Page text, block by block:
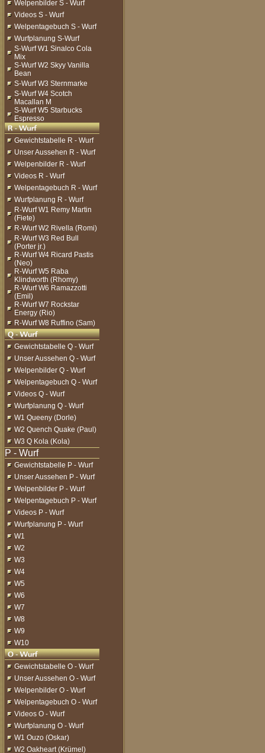
Welpenbilder S - Wurf
Videos S - Wurf
Welpentagebuch S - Wurf
Wurfplanung S-Wurf
S-Wurf W1 Sinalco Cola
Mix
S-Wurf W2 Skyy Vanilla
Bean
S-Wurf W3 Sternmarke
S-Wurf W4 Scotch
Macallan M
S-Wurf W5 Starbucks
Espresso
Gewichtstabelle R - Wurf
Unser Aussehen R - Wurf
Welpenbilder R - Wurf
Videos R - Wurf
Welpentagebuch R - Wurf
Wurfplanung R - Wurf
R-Wurf W1 Remy Martin
(Fiete)
R-Wurf W2 Rivella (Romi)
R-Wurf W3 Red Bull
(Porter jr.)
R-Wurf W4 Ricard Pastis
(Neo)
R-Wurf W5 Raba
Klindworth (Rhomy)
R-Wurf W6 Ramazzotti
(Emil)
R-Wurf W7 Rockstar
Energy (Rio)
R-Wurf W8 Ruffino (Sam)
Gewichtstabelle Q - Wurf
Unser Aussehen Q - Wurf
Welpenbilder Q - Wurf
Welpentagebuch Q - Wurf
Videos Q - Wurf
Wurfplanung Q - Wurf
W1 Queeny (Dorle)
W2 Quench Quake (Paul)
W3 Q Kola (Kola)
Gewichtstabelle P - Wurf
Unser Aussehen P - Wurf
Welpenbilder P - Wurf
Welpentagebuch P - Wurf
Videos P - Wurf
Wurfplanung P - Wurf
W1
W2
W3
W4
W5
W6
W7
W8
W9
W10
Gewichtstabelle O - Wurf
Unser Aussehen O - Wurf
Welpenbilder O - Wurf
Welpentagebuch O - Wurf
Videos O - Wurf
Wurfplanung O - Wurf
W1 Ouzo (Oskar)
W2 Oakheart (Krümel)